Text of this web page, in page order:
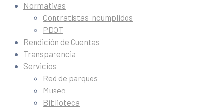
Normativas
Contratistas incumplidos
PDOT
Rendición de Cuentas
Transparencia
Servicios
Red de parques
Museo
Biblioteca